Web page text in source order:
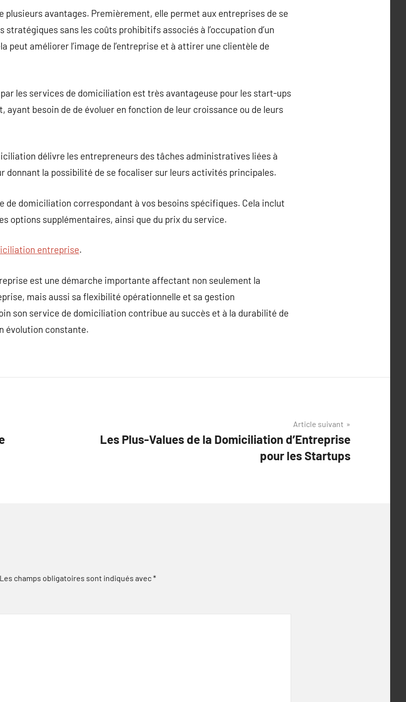
avantages. Premièrement, elle permet aux entreprises de se
stratégiques sans les coûts prohibitifs associés à l’occupation d’un
peut améliorer l’image de l’entreprise et à attirer une clientèle de
les services de domiciliation est très avantageuse pour les start-ups
ayant besoin de de évoluer en fonction de leur croissance ou de leurs
délivre les entrepreneurs des tâches administratives liées à
donnant la possibilité de se focaliser sur leurs activités principales.
de domiciliation correspondant à vos besoins spécifiques. Cela inclut
options supplémentaires, ainsi que du prix du service.
entreprise.
est une démarche importante affectant non seulement la
mais aussi sa flexibilité opérationnelle et sa gestion
son service de domiciliation contribue au succès et à la durabilité de
évolution constante.
Article suivant
Les Plus-Values de la Domiciliation d’Entreprise
pour les Startups
Les champs obligatoires sont indiqués avec*